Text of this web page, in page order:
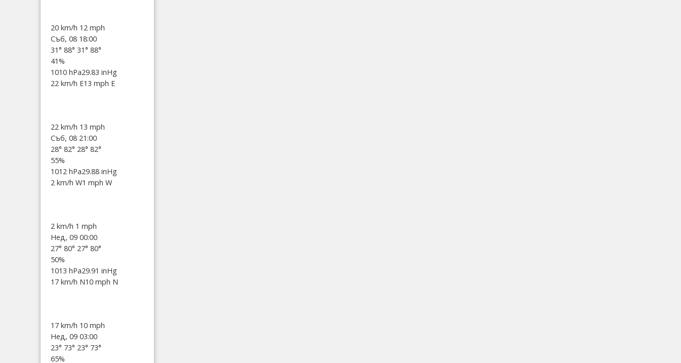
20 km/h 12 mph
Съб, 08 18:00
31° 88° 31° 88°
41%
1010 hPa29.83 inHg
22 km/h E13 mph E
22 km/h 13 mph
Съб, 08 21:00
28° 82° 28° 82°
55%
1012 hPa29.88 inHg
2 km/h W1 mph W
2 km/h 1 mph
Нед, 09 00:00
27° 80° 27° 80°
50%
1013 hPa29.91 inHg
17 km/h N10 mph N
17 km/h 10 mph
Нед, 09 03:00
23° 73° 23° 73°
65%